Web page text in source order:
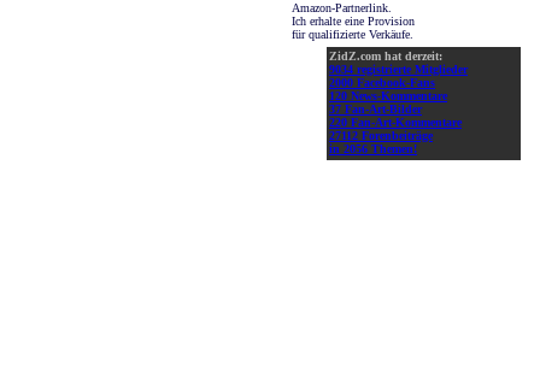
Amazon-Partnerlink.
Ich erhalte eine Provision
für qualifizierte Verkäufe.
ZidZ.com hat derzeit:
9034 registrierte Mitglieder
2000 Facebook-Fans
120 News-Kommentare
37 Fan-Art-Bilder
220 Fan-Art-Kommentare
27112 Forenbeiträge
in 2056 Themen!